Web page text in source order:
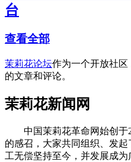
台
查看全部
茉莉花论坛作为一个开放社
的文章和评论。
茉莉花新闻网
中国茉莉花革命网始创于
的感召，大家共同组织、发
工无偿坚持至今，并发展成